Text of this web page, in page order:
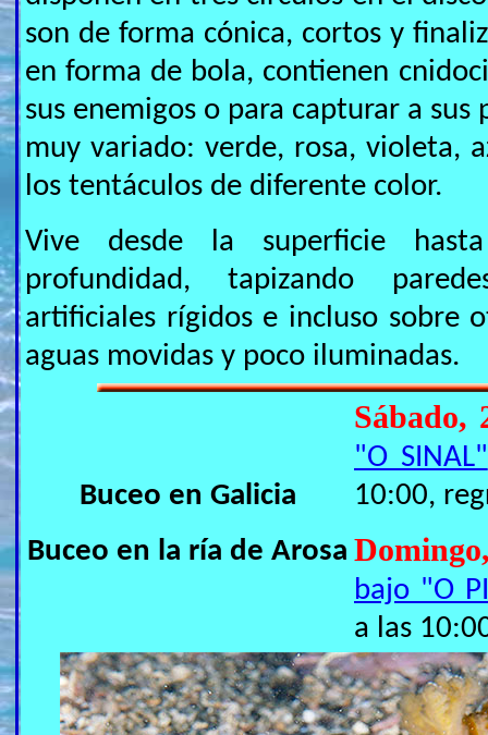
son de forma cónica, cortos y
en forma de bola, contienen
sus enemigos o para capturar a sus
muy variado: verde, rosa, violeta,
los tentáculos de diferente color.
Vive desde la superficie
profundidad, tapizando
artificiales rígidos e incluso sobre
aguas movidas y poco iluminadas.
Buceo en Galicia
Buceo en la ría de Arosa
Sábado,
"O SINAL"
10:00,
bajo "O
a las